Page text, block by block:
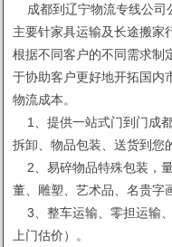
成都到辽宁物流专线公司
主要针家具运输及长途搬家
根据不同客户的不同需求制
于协助客户更好地开拓国内
物流成本。
1、提供一站式门到门成
拆卸、物品包装、送货到您
2、易碎物品特殊包装，
董、雕塑、艺术品、名贵字
3、整车运输、零担运输
上门估价）。